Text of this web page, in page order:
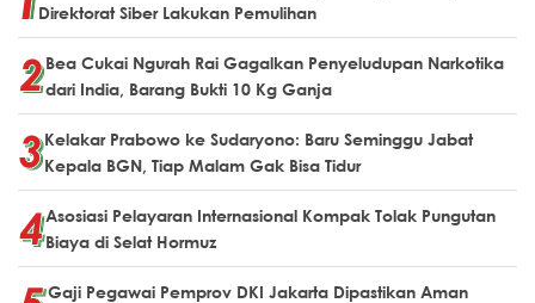
Direktorat Siber Lakukan Pemulihan
Bea Cukai Ngurah Rai Gagalkan Penyeludupan Narkotika
dari India, Barang Bukti 10 Kg Ganja
Kelakar Prabowo ke Sudaryono: Baru Seminggu Jabat
Kepala BGN, Tiap Malam Gak Bisa Tidur
Asosiasi Pelayaran Internasional Kompak Tolak Pungutan
Biaya di Selat Hormuz
Gaji Pegawai Pemprov DKI Jakarta Dipastikan Aman